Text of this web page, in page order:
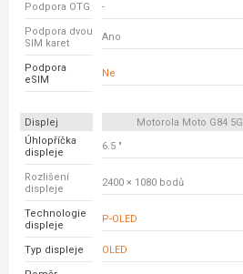
Podpora OTG -
Podpora dvou
SIM karet
Ano
Podpora
eSIM
Ne
Displej Motorola Moto G84 5G
Úhlopříčka
displeje
6.5 "
Rozlišení
displeje
2400 × 1080 bodů
Technologie
displeje
P-OLED
Typ displeje OLED